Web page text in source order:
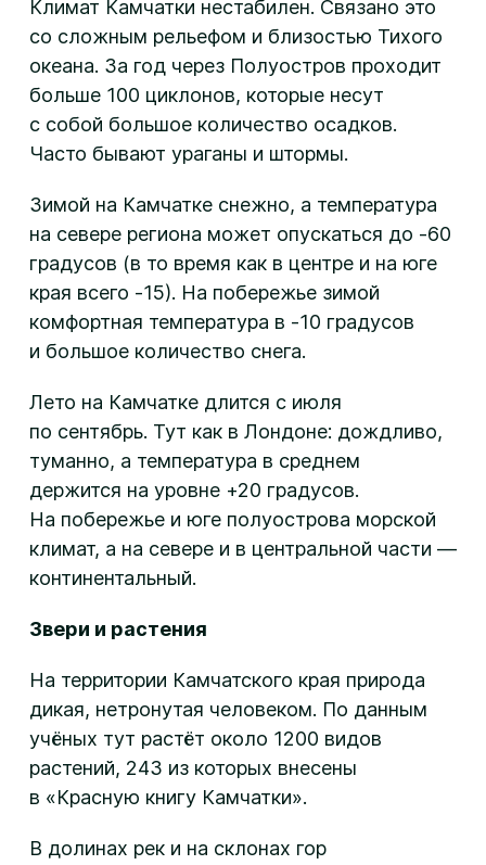
Климат Камчатки нестабилен. Связано это
со сложным рельефом и близостью Тихого
океана. За год через Полуостров проходит
больше 100 циклонов, которые несут
с собой большое количество осадков.
Часто бывают ураганы и штормы.
Зимой на Камчатке снежно, а температура
на севере региона может опускаться до -60
градусов (в то время как в центре и на юге
края всего -15). На побережье зимой
комфортная температура в -10 градусов
и большое количество снега.
Лето на Камчатке длится с июля
по сентябрь. Тут как в Лондоне: дождливо,
туманно, а температура в среднем
держится на уровне +20 градусов.
На побережье и юге полуострова морской
климат, а на севере и в центральной части —
континентальный.
Звери и растения
На территории Камчатского края природа
дикая, нетронутая человеком. По данным
учёных тут растёт около 1200 видов
растений, 243 из которых внесены
в «Красную книгу Камчатки».
В долинах рек и на склонах гор